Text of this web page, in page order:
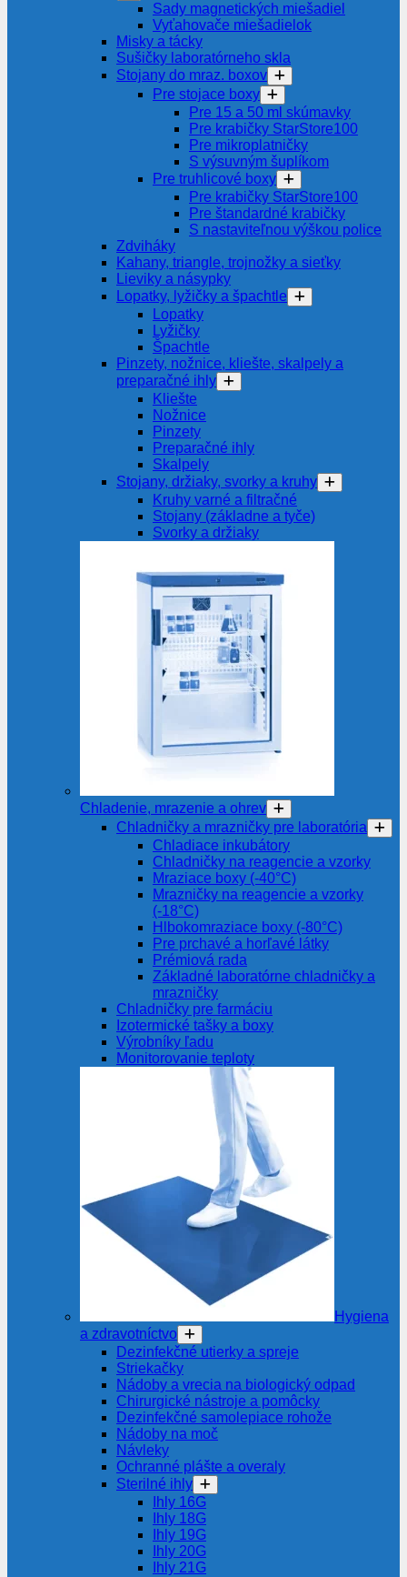
Sady magnetických miešadiel
Vyťahovače miešadielok
Misky a tácky
Sušičky laboratórneho skla
Stojany do mraz. boxov
Pre stojace boxy
Pre 15 a 50 ml skúmavky
Pre krabičky StarStore100
Pre mikroplatničky
S výsuvným šuplíkom
Pre truhlicové boxy
Pre krabičky StarStore100
Pre štandardné krabičky
S nastaviteľnou výškou police
Zdviháky
Kahany, triangle, trojnožky a sieťky
Lieviky a násypky
Lopatky, lyžičky a špachtle
Lopatky
Lyžičky
Špachtle
Pinzety, nožnice, kliešte, skalpely a
preparačné ihly
Kliešte
Nožnice
Pinzety
Preparačné ihly
Skalpely
Stojany, držiaky, svorky a kruhy
Kruhy varné a filtračné
Stojany (základne a tyče)
Svorky a držiaky
Chladenie, mrazenie a ohrev
Chladničky a mrazničky pre laboratória
Chladiace inkubátory
Chladničky na reagencie a vzorky
Mraziace boxy (-40°C)
Mrazničky na reagencie a vzorky
(-18°C)
Hlbokomraziace boxy (-80°C)
Pre prchavé a horľavé látky
Prémiová rada
Základné laboratórne chladničky a
mrazničky
Chladničky pre farmáciu
Izotermické tašky a boxy
Výrobníky ľadu
Monitorovanie teploty
Hygiena
a zdravotníctvo
Dezinfekčné utierky a spreje
Striekačky
Nádoby a vrecia na biologický odpad
Chirurgické nástroje a pomôcky
Dezinfekčné samolepiace rohože
Nádoby na moč
Návleky
Ochranné plášte a overaly
Sterilné ihly
Ihly 16G
Ihly 18G
Ihly 19G
Ihly 20G
Ihly 21G